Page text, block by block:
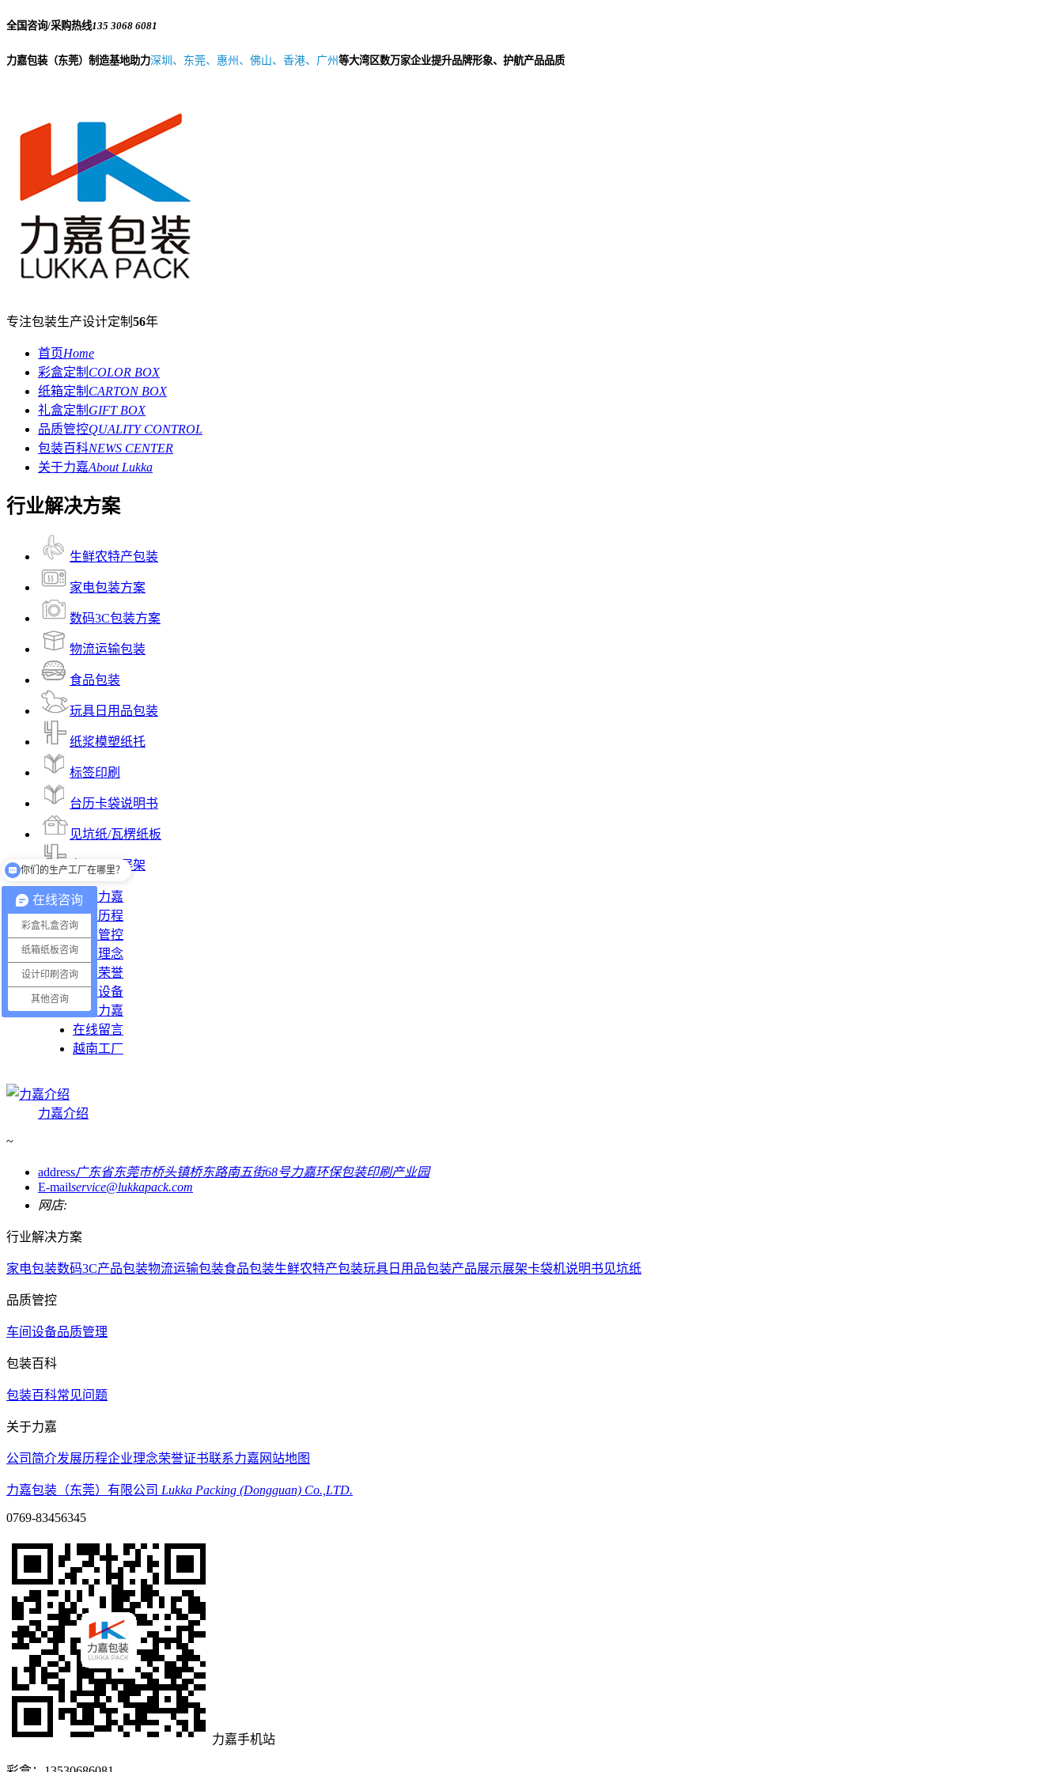
全国咨询/采购热线135 3068 6081
力嘉包装（东莞）制造基地助力深圳、东莞、惠州、佛山、香港、广州 等大湾区数万家企业提升品牌形象、护航产品品质
专注包装生产设计定制 56年
首页Home
彩盒定制 COLOR BOX
纸箱定制 CARTON BOX
礼盒定制 GIFT BOX
品质管控QUALITY CONTROL
包装百科NEWS CENTER
关于力嘉About Lukka
行业解决方案
生鲜农特产包装
家电包装方案
数码3C包装方案
物流运输包装
食品包装
玩具日用品包装
纸浆模塑纸托
标签印刷
台历卡袋说明书
见坑纸/瓦楞纸板
产品展示展架
走进力嘉
发展历程
品质管控
公司理念
公司荣誉
车间设备
联系力嘉
在线留言
越南工厂
力嘉介绍
~
address广东省东莞市桥头镇桥东路南五街68号力嘉环保包装印刷产业园
E-mailservice@lukkapack.com
网店:
行业解决方案
家电包装数码3C产品包装物流运输包装食品包装生鲜农特产包装玩具日用品包装产品展示展架卡袋机说明书见坑纸
品质管控
车间设备品质管理
包装百科
包装百科常见问题
关于力嘉
公司简介发展历程企业理念荣誉证书联系力嘉 网站地图
力嘉包装（东莞）有限公司 Lukka Packing (Dongguan) Co.,LTD.
0769-83456345
力嘉手机站
在线咨询
彩盒礼盒咨询
纸箱纸板咨询
设计印刷咨询
其他咨询
你们的生产工厂在哪里？